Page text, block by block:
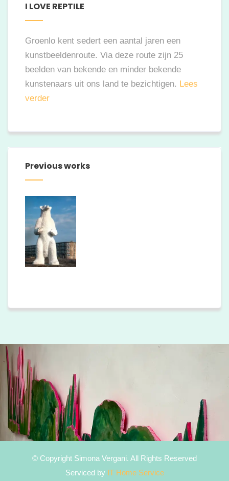
I LOVE REPTILE
Groenlo kent sedert een aantal jaren een
kunstbeeldenroute. Via deze route zijn 25
beelden van bekende en minder bekende
kunstenaars uit ons land te bezichtigen. Lees
verder
Previous works
© Copyright Simona Vergani. All Rights Reserved
Serviced by IT Home Service